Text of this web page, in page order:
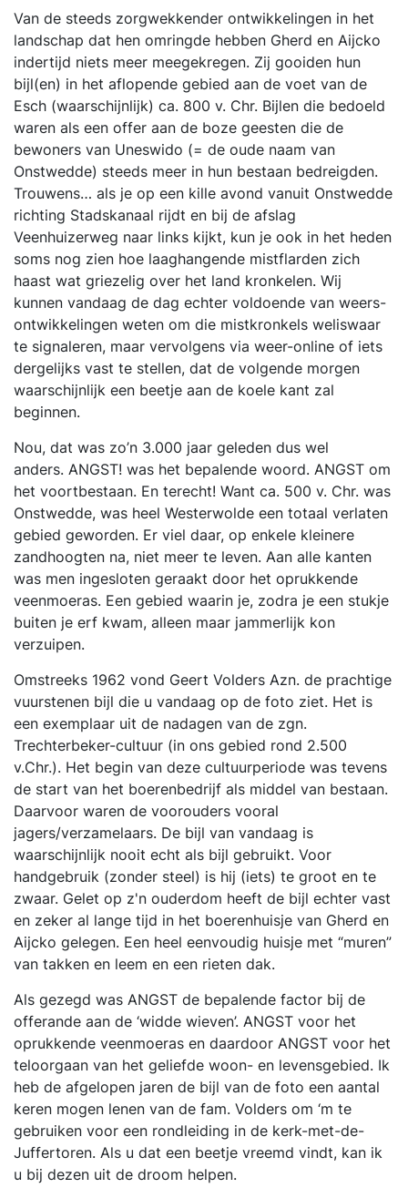
Van de steeds zorgwekkender ontwikkelingen in het
landschap dat hen omringde hebben Gherd en Aijcko
indertijd niets meer meegekregen. Zij gooiden hun
bijl(en) in het aflopende gebied aan de voet van de
Esch (waarschijnlijk) ca. 800 v. Chr. Bijlen die bedoeld
waren als een offer aan de boze geesten die de
bewoners van Uneswido (= de oude naam van
Onstwedde) steeds meer in hun bestaan bedreigden.
Trouwens… als je op een kille avond vanuit Onstwedde
richting Stadskanaal rijdt en bij de afslag
Veenhuizerweg naar links kijkt, kun je ook in het heden
soms nog zien hoe laaghangende mistflarden zich
haast wat griezelig over het land kronkelen. Wij
kunnen vandaag de dag echter voldoende van weers-
ontwikkelingen weten om die mistkronkels weliswaar
te signaleren, maar vervolgens via weer-online of iets
dergelijks vast te stellen, dat de volgende morgen
waarschijnlijk een beetje aan de koele kant zal
beginnen.
Nou, dat was zo’n 3.000 jaar geleden dus wel
anders. ANGST! was het bepalende woord. ANGST om
het voortbestaan. En terecht! Want ca. 500 v. Chr. was
Onstwedde, was heel Westerwolde een totaal verlaten
gebied geworden. Er viel daar, op enkele kleinere
zandhoogten na, niet meer te leven. Aan alle kanten
was men ingesloten geraakt door het oprukkende
veenmoeras. Een gebied waarin je, zodra je een stukje
buiten je erf kwam, alleen maar jammerlijk kon
verzuipen.
Omstreeks 1962 vond Geert Volders Azn. de prachtige
vuurstenen bijl die u vandaag op de foto ziet. Het is
een exemplaar uit de nadagen van de zgn.
Trechterbeker-cultuur (in ons gebied rond 2.500
v.Chr.). Het begin van deze cultuurperiode was tevens
de start van het boerenbedrijf als middel van bestaan.
Daarvoor waren de voorouders vooral
jagers/verzamelaars. De bijl van vandaag is
waarschijnlijk nooit echt als bijl gebruikt. Voor
handgebruik (zonder steel) is hij (iets) te groot en te
zwaar. Gelet op z'n ouderdom heeft de bijl echter vast
en zeker al lange tijd in het boerenhuisje van Gherd en
Aijcko gelegen. Een heel eenvoudig huisje met “muren”
van takken en leem en een rieten dak.
Als gezegd was ANGST de bepalende factor bij de
offerande aan de ‘widde wieven’. ANGST voor het
oprukkende veenmoeras en daardoor ANGST voor het
teloorgaan van het geliefde woon- en levensgebied. Ik
heb de afgelopen jaren de bijl van de foto een aantal
keren mogen lenen van de fam. Volders om ‘m te
gebruiken voor een rondleiding in de kerk-met-de-
Juffertoren. Als u dat een beetje vreemd vindt, kan ik
u bij dezen uit de droom helpen.